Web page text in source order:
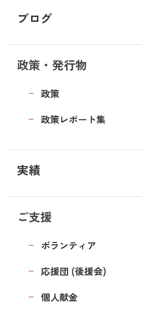
ブログ
政策・発行物
政策
政策レポート集
実績
ご支援
ボランティア
応援団 (後援会)
個人献金